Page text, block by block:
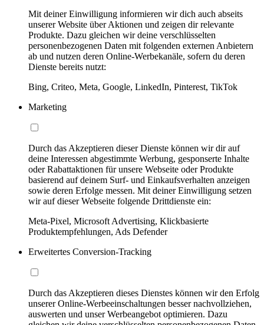
Mit deiner Einwilligung informieren wir dich auch abseits
unserer Website über Aktionen und zeigen dir relevante
Produkte. Dazu gleichen wir deine verschlüsselten
personenbezogenen Daten mit folgenden externen Anbietern
ab und nutzen deren Online-Werbekanäle, sofern du deren
Dienste bereits nutzt:
Bing, Criteo, Meta, Google, LinkedIn, Pinterest, TikTok
Marketing
Durch das Akzeptieren dieser Dienste können wir dir auf
deine Interessen abgestimmte Werbung, gesponserte Inhalte
oder Rabattaktionen für unsere Webseite oder Produkte
basierend auf deinem Surf- und Einkaufsverhalten anzeigen
sowie deren Erfolge messen. Mit deiner Einwilligung setzen
wir auf dieser Webseite folgende Drittdienste ein:
Meta-Pixel, Microsoft Advertising, Klickbasierte
Produktempfehlungen, Ads Defender
Erweitertes Conversion-Tracking
Durch das Akzeptieren dieses Dienstes können wir den Erfolg
unserer Online-Werbeeinschaltungen besser nachvollziehen,
auswerten und unser Werbeangebot optimieren. Dazu